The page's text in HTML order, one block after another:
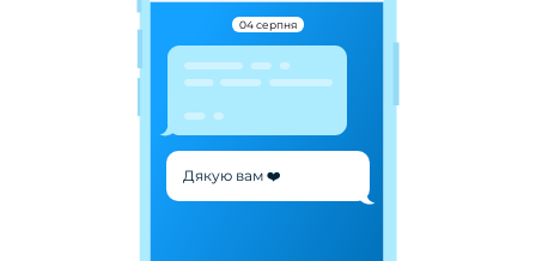
04 серпня
Дякую вам ❤️